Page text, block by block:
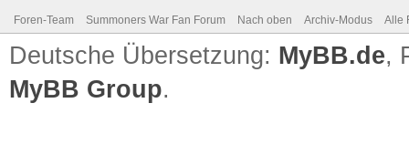
Foren-Team Summoners War Fan Forum Nach oben Archiv-Modus Alle
Deutsche Übersetzung: MyBB.de,
MyBB Group.